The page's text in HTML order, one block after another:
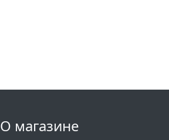
О магазине